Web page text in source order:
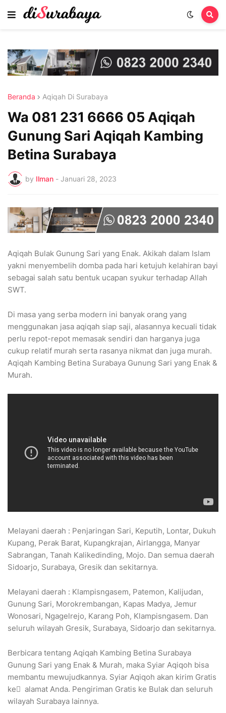
Beranda Aqiqah Di Surabaya
Wa 081 231 6666 05 Aqiqah
Gunung Sari Aqiqah Kambing
Betina Surabaya
by Ilman - Januari 28, 2023
Aqiqah Bulak Gunung Sari yang Enak. Akikah dalam Islam
yakni menyembelih domba pada hari ketujuh kelahiran bayi
sebagai salah satu bentuk ucapan syukur terhadap Allah
SWT.
Di masa yang serba modern ini banyak orang yang
menggunakan jasa aqiqah siap saji, alasannya kecuali tidak
perlu repot-repot memasak sendiri dan harganya juga
cukup relatif murah serta rasanya nikmat dan juga murah.
Aqiqah Kambing Betina Surabaya Gunung Sari yang Enak &
Murah.
Melayani daerah : Penjaringan Sari, Keputih, Lontar, Dukuh
Kupang, Perak Barat, Kupangkrajan, Airlangga, Manyar
Sabrangan, Tanah Kalikedinding, Mojo. Dan semua daerah
Sidoarjo, Surabaya, Gresik dan sekitarnya.
Melayani daerah : Klampisngasem, Patemon, Kalijudan,
Gunung Sari, Morokrembangan, Kapas Madya, Jemur
Wonosari, Ngagelrejo, Karang Poh, Klampisngasem. Dan
seluruh wilayah Gresik, Surabaya, Sidoarjo dan sekitarnya.
Berbicara tentang Aqiqah Kambing Betina Surabaya
Gunung Sari yang Enak & Murah, maka Syiar Aqiqoh bisa
membantu mewujudkannya. Syiar Aqiqoh akan kirim Gratis
ke ِ alamat Anda. Pengiriman Gratis ke Bulak dan seluruh
wilayah Surabaya lainnya.